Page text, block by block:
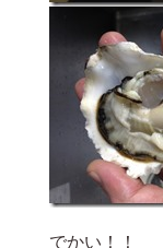
でかい！！